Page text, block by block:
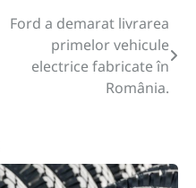
Ford a demarat livrarea
primelor vehicule
electrice fabricate în
România.